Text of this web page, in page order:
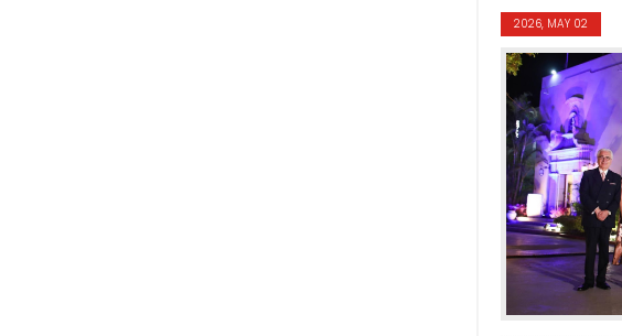
2026, MAY 02